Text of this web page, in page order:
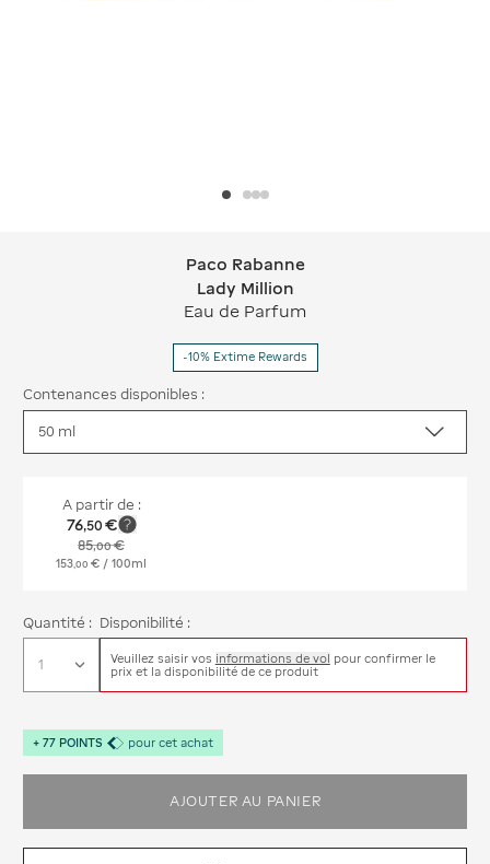
Paco Rabanne Lady Million
Paco Rabanne
Lady Million
Eau de Parfum
-10% Extime Rewards
Contenances disponibles :
A partir de :
76,50 €
85,00€
153 00 € / 100ml
Quantité : Disponibilité :
Veuillez saisir vos informations de vol pour confirmer le
prix et la disponibilité de ce produit
+ 77 POINTS pour cet achat
AJOUTER AU PANIER